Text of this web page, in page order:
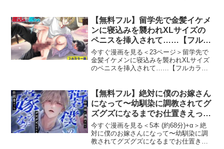
【フルボイス動画版】』の試し読みサン
プルを紹介しま
【無料フル】留学先で金髪イケメ
ンに寝込みを襲われXLサイズの
ペニスを挿入されて……【フルカ
ラー版】｜KZentertainment
今すぐ漫画を見る＜23ページ＞留学先で
金髪イケメンに寝込みを襲われXLサイズ
のペニスを挿入されて……【フルカラー
を襲われXLサイズのペニスを挿入され
て……【フルカ
【無料フル】絶対に僕のお嫁さん
になって〜幼馴染に調教されてグ
ズグズになるまでお仕置きえっ
ち〜※結婚不可避※｜偏愛カタル
シス
今すぐ漫画を見る＜5本 (約68分)+α＞絶
対に僕のお嫁さんになって〜幼馴染に調
教されてグズグズになるまでお仕置きえ